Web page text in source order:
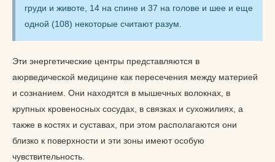
груди и животе, 14 на спине и 37 на голове и шее и еще
одной (108) некоторые считают разум.
Эти энергетические центры представляются в
аюрведической медицине как пересечения между материей
и сознанием. Они находятся в мышечных волокнах, в
крупных кровеносных сосудах, в связках и сухожилиях, а
также в костях и суставах, при этом располагаются они
близко к поверхности и эти зоны имеют особую
чувствительность.